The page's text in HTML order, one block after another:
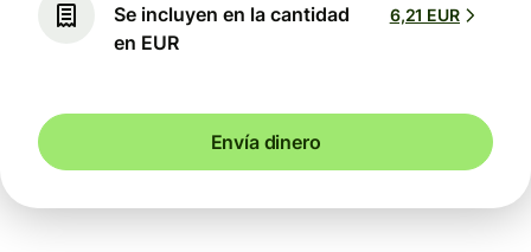
Se incluyen en la cantidad
en EUR
6,21 EUR
Envía dinero